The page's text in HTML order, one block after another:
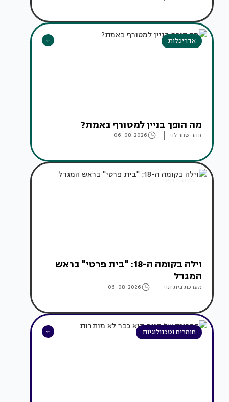
אדריכלות
מה הופך בניין למטורף באמת?
זוהר שחר לוי 06-08-2026
עיצוב בתים
וילה בקומה ה-18: "בית פרטי" בראש
המגדל
מערכת בית ונוי 06-08-2026
חומרים וטכנולוגיות